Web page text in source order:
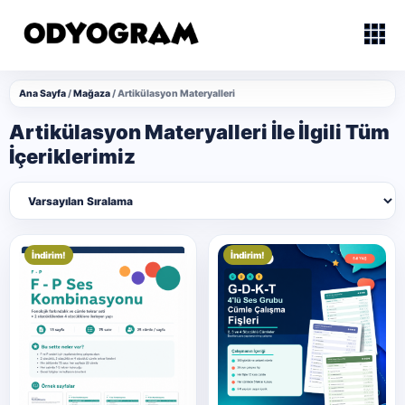
Ana Sayfa/Mağaza/ Artikülasyon Materyalleri
Artikülasyon Materyalleri İle İlgili Tüm
İçeriklerimiz
İndirim! İndirim!